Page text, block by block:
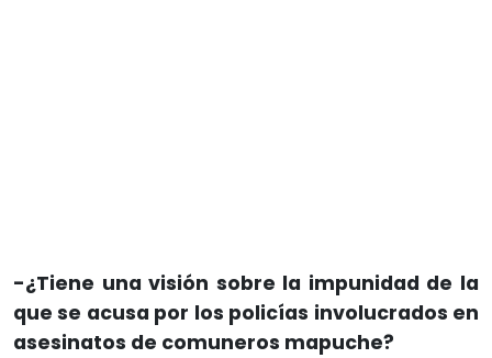
-¿Tiene una visión sobre la impunidad de la
que se acusa por los policías involucrados en
asesinatos de comuneros mapuche?